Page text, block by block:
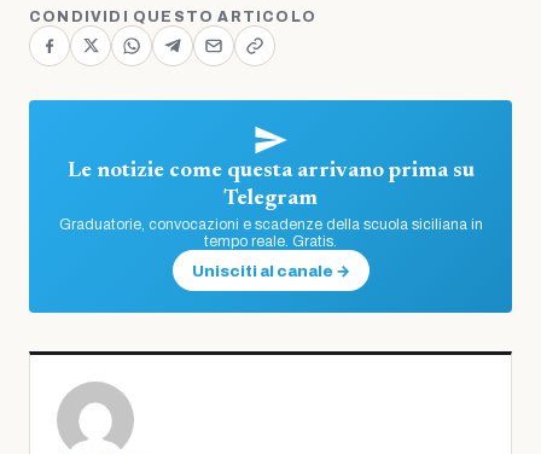
CONDIVIDI QUESTO ARTICOLO
Le notizie come questa arrivano prima su
Telegram
Graduatorie, convocazioni e scadenze della scuola siciliana in
tempo reale. Gratis.
Unisciti al canale →